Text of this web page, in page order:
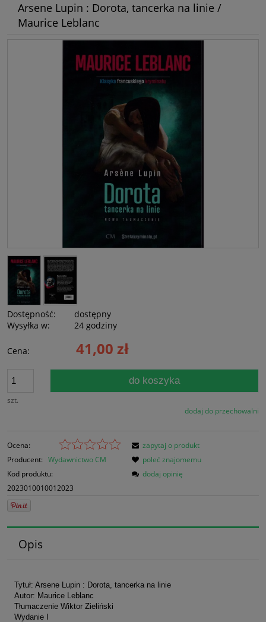
Arsene Lupin : Dorota, tancerka na linie /
Maurice Leblanc
Dostępność:
dostępny
Wysyłka w:
24 godziny
Cena: 41,00 zł
szt.
do koszyka
dodaj do przechowalni
Ocena:
Producent: Wydawnictwo CM
Kod produktu:
2023010010012023
zapytaj o produkt
poleć znajomemu
dodaj opinię
Opis
Tytuł: Arsene Lupin : Dorota, tancerka na linie
Autor: Maurice Leblanc
Tłumaczenie Wiktor Zieliński
Wydanie I